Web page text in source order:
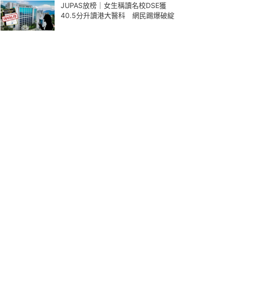
JUPAS放榜｜女生稱讀名校DSE獲
40.5分升讀港大醫科 網民踢爆破綻